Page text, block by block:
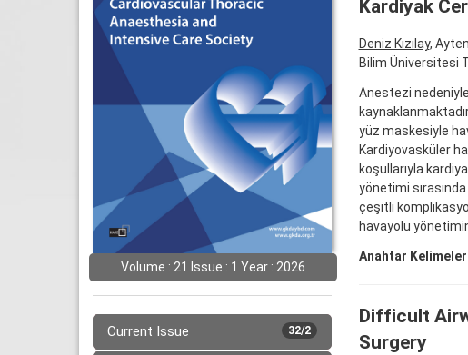
Volume : 21 Issue : 1 Year : 2026
32/2
Current Issue
Kardiyak
Deniz Kızılay,
Bilim Üniversitesi
Anestezi
yüz maskesiyle
Kardiyovasküler
koşullarıyla
yönetimi
çeşitli
havayolu
Anahtar
Difficult
Surgery